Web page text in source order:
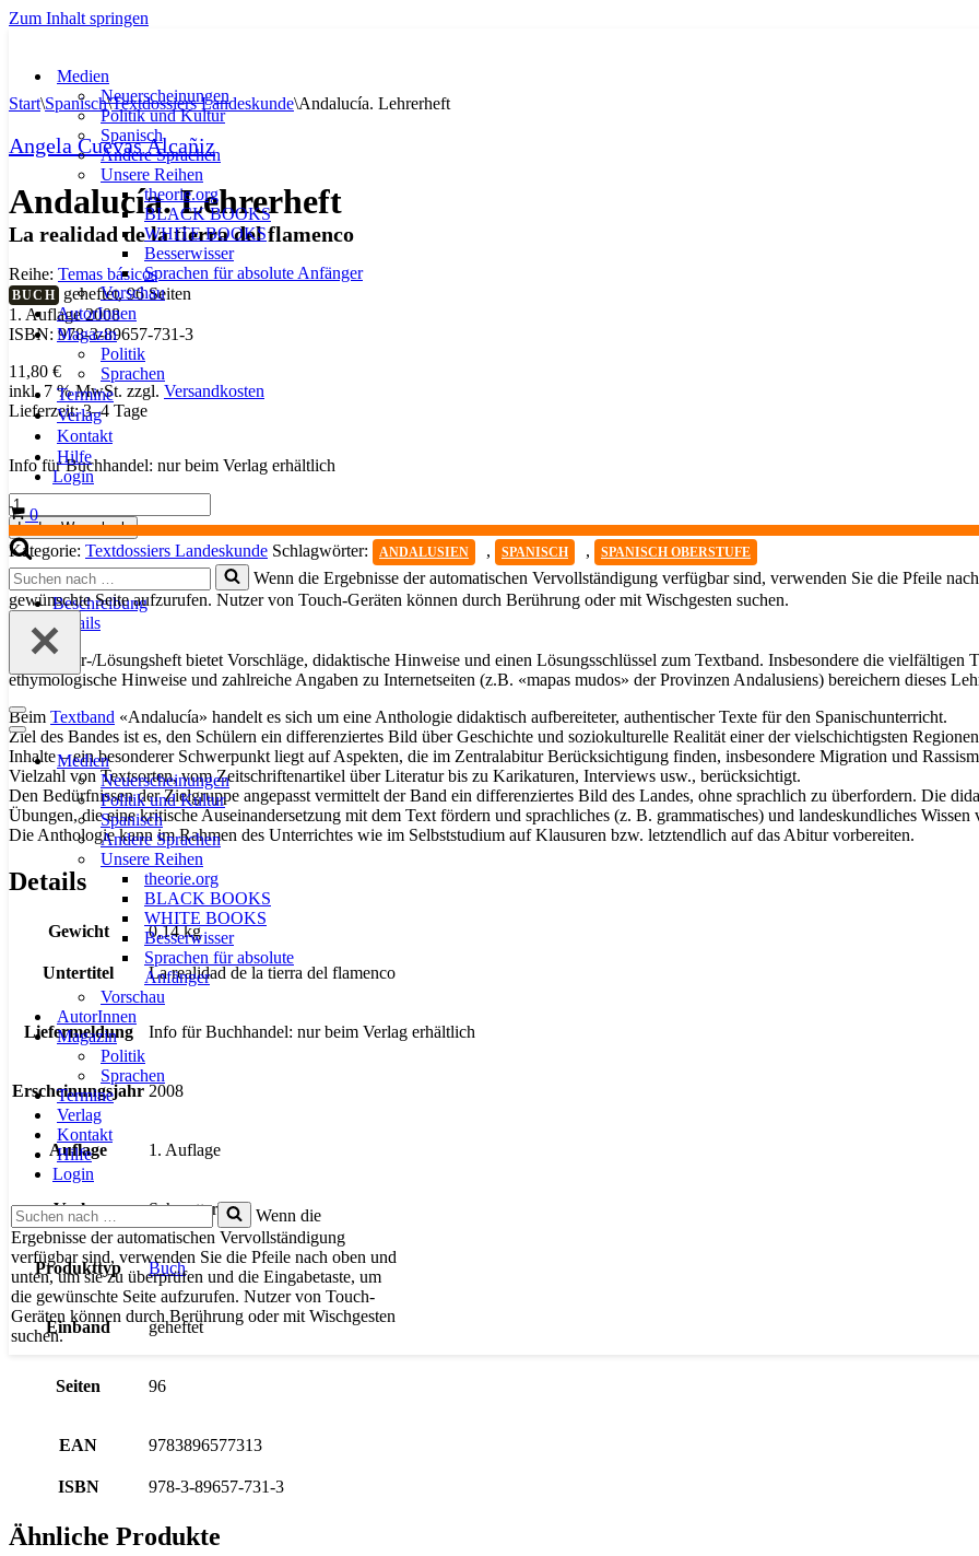
Zum Inhalt springen
Medien
Neuerscheinungen
Politik und Kultur
Spanisch
Andere Sprachen
Unsere Reihen
theorie.org
BLACK BOOKS
WHITE BOOKS
Besserwisser
Sprachen für absolute Anfänger
Vorschau
AutorInnen
Magazin
Politik
Sprachen
Termine
Verlag
Kontakt
Hilfe
Login
Warenkorb
0
Suchen
nach …
Wenn die Ergebnisse der automatischen Vervollständigung verfügbar sind, verwenden Sie die Pfeile
gewünschte Seite aufzurufen. Nutzer von Touch-Geräten können durch Berührung oder mit Wischgesten suchen.
Navigationsmenü
Navigationsmenü
Medien
Neuerscheinungen
Politik und Kultur
Spanisch
Andere Sprachen
Unsere Reihen
theorie.org
BLACK BOOKS
WHITE BOOKS
Besserwisser
Sprachen für absolute
Anfänger
Vorschau
AutorInnen
Magazin
Politik
Sprachen
Termine
Verlag
Kontakt
Hilfe
Login
Suchen
nach …
Wenn die
Ergebnisse der automatischen Vervollständigung
verfügbar sind, verwenden Sie die Pfeile nach oben und
unten, um sie zu überprüfen und die Eingabetaste, um
die gewünschte Seite aufzurufen. Nutzer von Touch-
Geräten können durch Berührung oder mit Wischgesten
suchen.
Start\Spanisch\Textdossiers Landeskunde\Andalucía. Lehrerheft
Angela Cuevas Alcañiz
Andalucía. Lehrerheft
La realidad de la tierra del flamenco
Reihe: Temas básicos
BUCH geheftet, 96 Seiten
1. Auflage 2008
ISBN: 978-3-89657-731-3
11,80 €
inkl. 7 % MwSt. zzgl. Versandkosten
Lieferzeit:3–4 Tage
Info für Buchhandel: nur beim Verlag erhältlich
Andalucía.
Lehrerheft
Menge
In den Warenkorb
Kategorie: Textdossiers Landeskunde Schlagwörter: ANDALUSIEN , SPANISCH , SPANISCH OBERSTUFE
Beschreibung
Details
Das Lehrer-/Lösungsheft bietet Vorschläge, didaktische Hinweise und einen Lösungsschlüssel zum Textband. Insbesondere die vielfältigen
ethymologische Hinweise und zahlreiche Angaben zu Internetseiten (z.B. «mapas mudos» der Provinzen Andalusiens) bereichern dieses
Beim Textband «Andalucía» handelt es sich um eine Anthologie didaktisch aufbereiteter, authentischer Texte für den Spanischunterricht.
Ziel des Bandes ist es, den Schülern ein differenziertes Bild über Geschichte und soziokulturelle Realität einer der vielschichtigsten
Inhalte – ein besonderer Schwerpunkt liegt auf Aspekten, die im Zentralabitur Berücksichtigung finden, insbesondere Migration und
Vielzahl von Textsorten, vom Zeitschriftenartikel über Literatur bis zu Karikaturen, Interviews usw., berücksichtigt.
Den Bedürfnissen der Zielgruppe angepasst vermittelt der Band ein differenziertes Bild des Landes, ohne sprachlich zu überfordern. Die
Übungen, die eine kritische Auseinandersetzung mit dem Text fördern und sprachliches (z. B. grammatisches) und landeskundliches Wissen
Die Anthologie kann im Rahmen des Unterrichtes wie im Selbststudium auf Klausuren bzw. letztendlich auf das Abitur vorbereiten.
Details
Gewicht 0,14 kg
Untertitel La realidad de la tierra del flamenco
Liefermeldung Info für Buchhandel: nur beim Verlag erhältlich
Erscheinungsjahr 2008
Auflage 1. Auflage
Verlag Schmetterling
Produkttyp Buch
Einband geheftet
Seiten 96
EAN 9783896577313
ISBN 978-3-89657-731-3
Ähnliche Produkte